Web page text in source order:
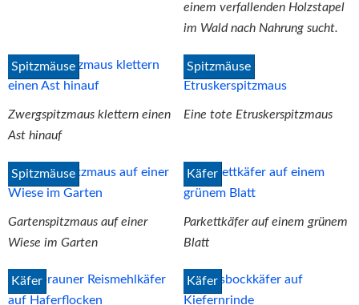
einem verfallenden Holzstapel
im Wald nach Nahrung sucht.
Spitzmäuse
Zwergspitzmaus klettern einen
Ast hinauf
Spitzmäuse
Eine tote Etruskerspitzmaus
Spitzmäuse
Gartenspitzmaus auf einer
Wiese im Garten
Käfer
Parkettkäfer auf einem grünem
Blatt
Käfer Käfer